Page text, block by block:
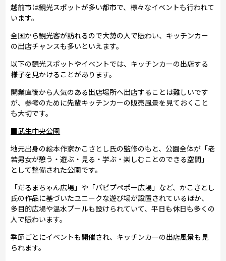
越前市は観光スポットが多い都市で、様々なイベントも行われて
います。
全国から観光客が訪れるので大勢の人で賑わい、キッチンカー
の出店チャンスも多いといえます。
以下の観光スポットやイベントでは、キッチンカーの出店する
様子を見かけることがあります。
開業直後から人気のある出店場所へ出店することは難しいです
が、参考のために先輩キッチンカーの販売風景を見ておくこと
も大切です。
■武生中央公園
地元出身の絵本作家かこさとし氏の監修のもと、公園全体が「老
若男女が憩う・遊ぶ・見る・学ぶ・楽しむことのできる空間」
として整備された公園です。
「だるまちゃん広場」や「パピプペポー広場」など、かこさとし
氏の作品に基づいたユニークな遊び場が設置されているほか、
多目的広場や温水プールも設けられていて、平日も休日も多くの
人で賑わいます。
季節ごとにイベントも開催され、キッチンカーの出店風景も見
られます。